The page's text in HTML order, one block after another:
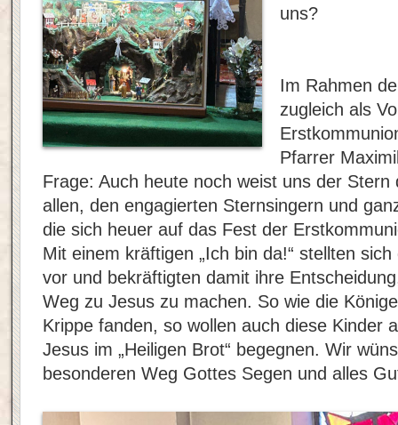
uns?
Im Rahmen
zugleich als
Pfarrer
Frage: Auch heute noch weist uns der
allen, den engagierten Sternsingern und
die sich heuer auf das Fest der
Mit einem kräftigen „Ich bin da!“ stellten
vor und bekräftigten damit ihre
Weg zu Jesus zu machen. So wie die
Krippe fanden, so wollen auch diese Kinder
Jesus im „Heiligen Brot“ begegnen. Wir
besonderen Weg Gottes Segen und alles